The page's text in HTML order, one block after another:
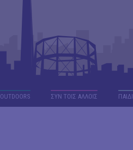
OUTDΟORS ΣΥΝ ΤΟΙΣ ΑΛΛΟΙΣ ΠΑΙΔΙ